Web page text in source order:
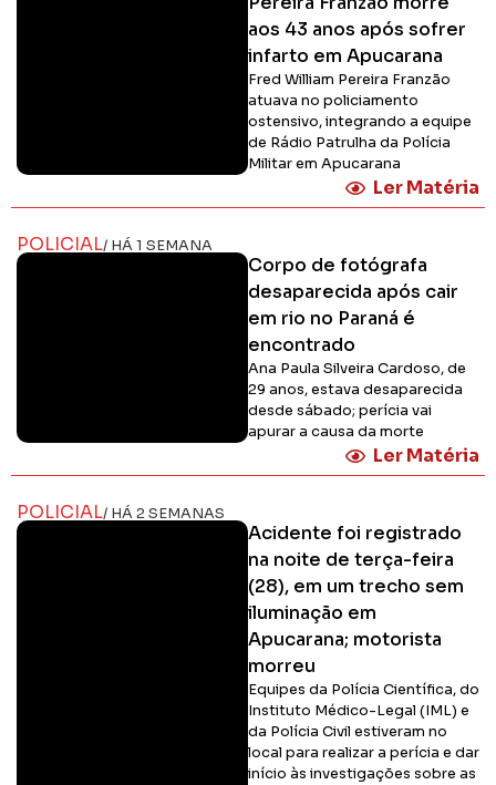
aos 43 anos após sofrer
infarto em Apucarana
Fred William Pereira Franzão
atuava no policiamento
ostensivo, integrando a equipe
de Rádio Patrulha da Polícia
Militar em Apucarana
Ler Matéria
POLICIAL/ HÁ 1 SEMANA
Corpo de fotógrafa
desaparecida após cair
em rio no Paraná é
encontrado
Ana Paula Silveira Cardoso, de
29 anos, estava desaparecida
desde sábado; perícia vai
apurar a causa da morte
Ler Matéria
POLICIAL/ HÁ 2 SEMANAS
Acidente foi registrado
na noite de terça-feira
(28), em um trecho sem
iluminação em
Apucarana; motorista
morreu
Equipes da Polícia Científica, do
Instituto Médico-Legal (IML) e
da Polícia Civil estiveram no
local para realizar a perícia e dar
início às investigações sobre as